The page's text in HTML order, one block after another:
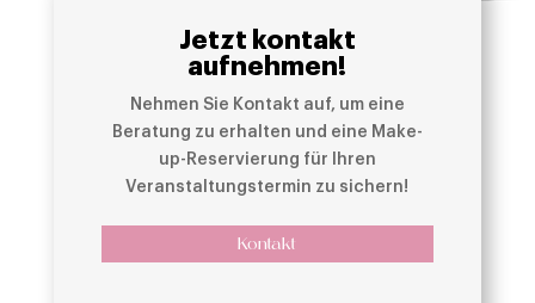
Jetzt kontakt
aufnehmen!
Nehmen Sie Kontakt auf, um eine
Beratung zu erhalten und eine Make-
up-Reservierung für Ihren
Veranstaltungstermin zu sichern!
Kontakt